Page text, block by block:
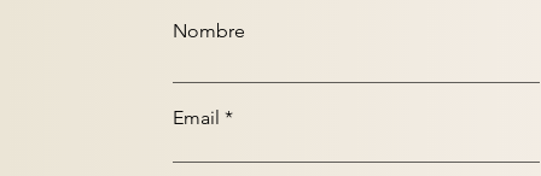
Nombre
Email